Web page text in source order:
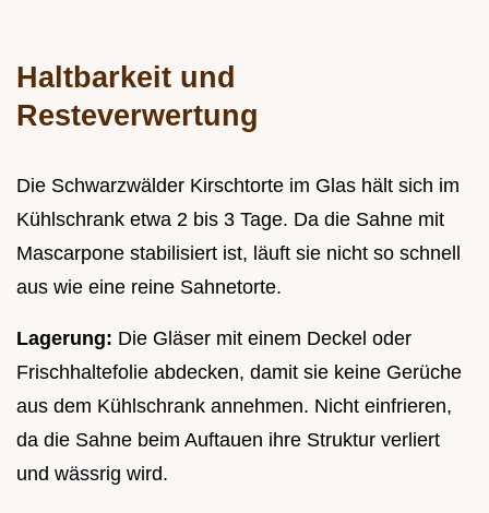
Haltbarkeit und
Resteverwertung
Die Schwarzwälder Kirschtorte im Glas hält sich im
Kühlschrank etwa 2 bis 3 Tage. Da die Sahne mit
Mascarpone stabilisiert ist, läuft sie nicht so schnell
aus wie eine reine Sahnetorte.
Lagerung: Die Gläser mit einem Deckel oder
Frischhaltefolie abdecken, damit sie keine Gerüche
aus dem Kühlschrank annehmen. Nicht einfrieren,
da die Sahne beim Auftauen ihre Struktur verliert
und wässrig wird.